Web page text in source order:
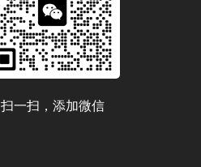
扫一扫，添加微信